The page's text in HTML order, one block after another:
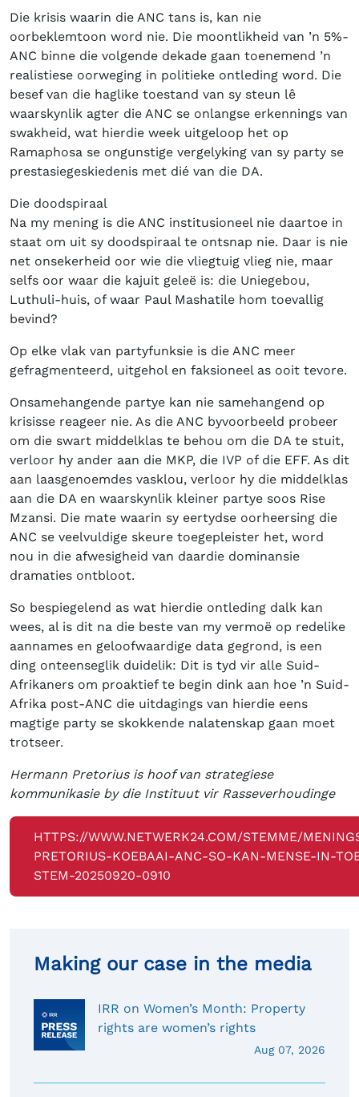
Die krisis waarin die ANC tans is, kan nie
oorbeklemtoon word nie. Die moontlikheid van ’n 5%-
ANC binne die volgende dekade gaan toenemend ’n
realistiese oorweging in politieke ontleding word. Die
besef van die haglike toestand van sy steun lê
waarskynlik agter die ANC se onlangse erkennings van
swakheid, wat hierdie week uitgeloop het op
Ramaphosa se ongunstige vergelyking van sy party se
prestasiegeskiedenis met dié van die DA.
Die doodspiraal
Na my mening is die ANC institusioneel nie daartoe in
staat om uit sy doodspiraal te ontsnap nie. Daar is nie
net onsekerheid oor wie die vliegtuig vlieg nie, maar
selfs oor waar die kajuit geleë is: die Uniegebou,
Luthuli-huis, of waar Paul Mashatile hom toevallig
bevind?
Op elke vlak van partyfunksie is die ANC meer
gefragmenteerd, uitgehol en faksioneel as ooit tevore.
Onsamehangende partye kan nie samehangend op
krisisse reageer nie. As die ANC byvoorbeeld probeer
om die swart middelklas te behou om die DA te stuit,
verloor hy ander aan die MKP, die IVP of die EFF. As dit
aan laasgenoemdes vasklou, verloor hy die middelklas
aan die DA en waarskynlik kleiner partye soos Rise
Mzansi. Die mate waarin sy eertydse oorheersing die
ANC se veelvuldige skeure toegepleister het, word
nou in die afwesigheid van daardie dominansie
dramaties ontbloot.
So bespiegelend as wat hierdie ontleding dalk kan
wees, al is dit na die beste van my vermoë op redelike
aannames en geloofwaardige data gegrond, is een
ding onteenseglik duidelik: Dit is tyd vir alle Suid-
Afrikaners om proaktief te begin dink aan hoe ’n Suid-
Afrika post-ANC die uitdagings van hierdie eens
magtige party se skokkende nalatenskap gaan moet
trotseer.
Hermann Pretorius is hoof van strategiese
kommunikasie by die Instituut vir Rasseverhoudinge
HTTPS://WWW.NETWERK24.COM/STEMME/
PRETORIUS-KOEBAAI-ANC-SO-KAN-MENSE-IN-
STEM-20250920-0910
Making our case in the media
IRR on Women’s Month: Property
rights are women’s rights
Aug 07, 2026